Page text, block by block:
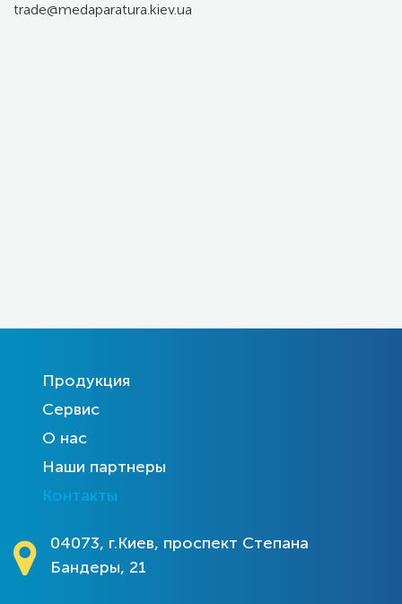
trade@medaparatura.kiev.ua
Продукция
Сервис
О нас
Наши партнеры
Контакты
04073, г.Киев, проспект Степана
Бандеры, 21